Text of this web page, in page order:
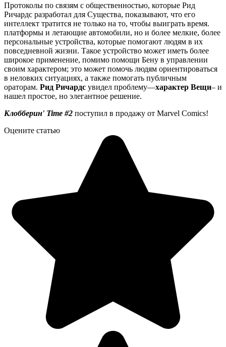
Протоколы по связям с общественностью, которые Рид
Ричардс разработал для Существа, показывают, что его
интеллект тратится не только на то, чтобы выиграть время.
платформы и летающие автомобили, но и более мелкие, более
персональные устройства, которые помогают людям в их
повседневной жизни. Такое устройство может иметь более
широкое применение, помимо помощи Бену в управлении
своим характером; это может помочь людям ориентироваться
в неловких ситуациях, а также помогать публичным
ораторам. Рид Ричардс увидел проблему—характер Вещи– и
нашел простое, но элегантное решение.
Клобберин' Time #2 поступил в продажу от Marvel Comics!
Оцените статью